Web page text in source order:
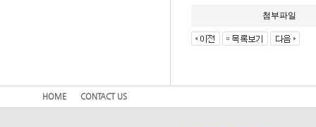
첨부파일
HOME CONTACT US